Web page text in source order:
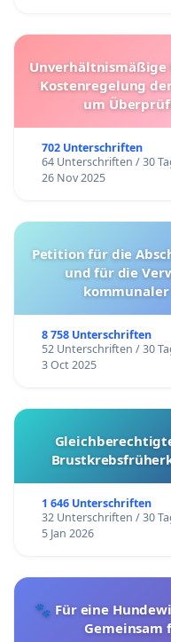
Unverhältnismäßige
Kostenregelung
um
702 Unterschriften
64 Unterschriften / 30
26 Nov 2025
Petition für die Abschaffung der Tötungsstationen
und für die
8 758 Unterschriften
52 Unterschriften / 30
3 Oct 2025
1 646 Unterschriften
32 Unterschriften / 30
5 Jan 2026
🐾 Für eine
Gemeinsam